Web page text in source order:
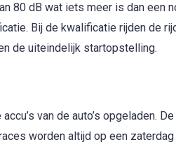
80 dB wat iets meer is dan een
Bij de kwalificatie rijden de
de uiteindelijk startopstelling.
van de auto’s opgeladen.
worden altijd op een